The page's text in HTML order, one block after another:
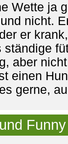
Wette ja
nicht.
er
ständige
aber
einen
gerne,